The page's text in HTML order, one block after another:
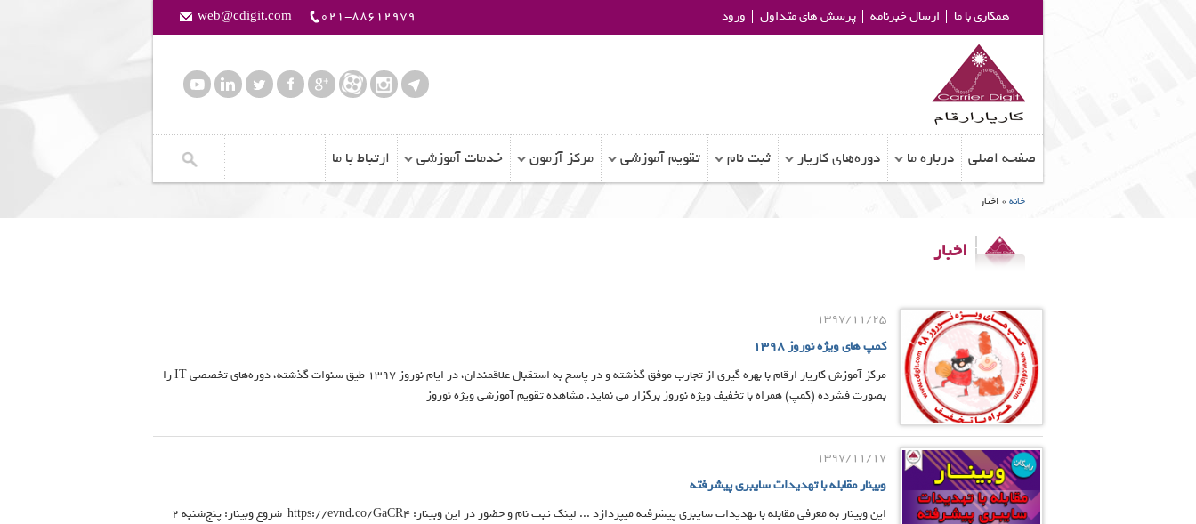
همکاری با ما ارسال خبرنامه پرسش های متداول ورود 021-88612979
web@cdigit.com
صفحه اصلی درباره ما دوره‌های کاریار ثبت نام تقویم آموزشی مرکز آزمون خدمات آموزشی ارتباط با ما
خانه» اخبار
اخبار
1397/11/25
كمپ هاي ويژه نوروز ١٣٩٨
مرکز آموزش کاریار ارقام با بهره گیری از تجارب موفق گذشته و در پاسخ به استقبال علاقمندان، در ایام نوروز 1397 طیق سنوات گذشته، دوره‌های تخصصی IT را
بصورت فشرده (کمپ) همراه با تخفیف ویژه نوروز برگزار می نماید. مشاهده تقویم آموزشی ویژه نوروز
1397/11/17
وبینار مقابله با تهدیدات سایبری پیشرفته
این وبینار به معرفی مقابله با تهدیدات سایبری پیشرفته میپردازد ... لینک ثبت نام و حضور در این وبینار: https://evnd.co/GaCR4 شروع وبينار: پنج‌شنبه 2